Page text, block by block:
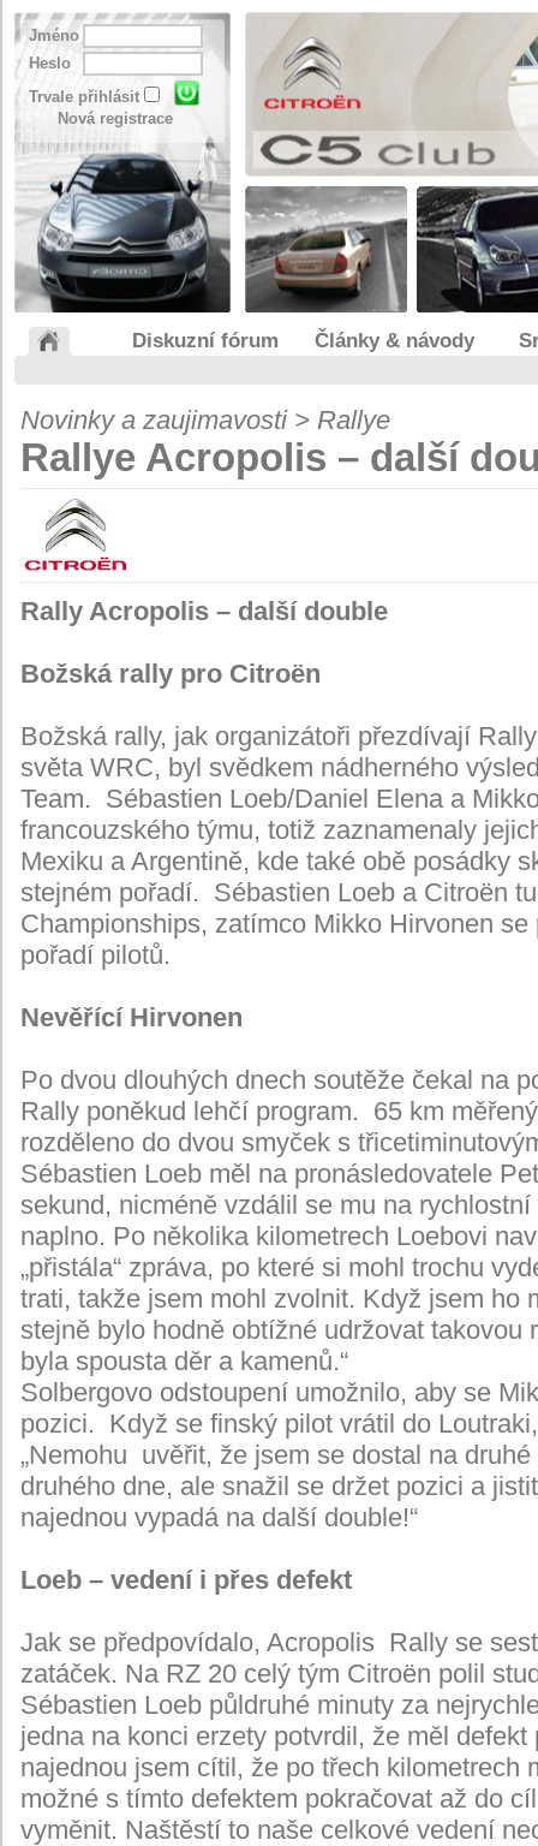
Jméno
Heslo
Trvale přihlásit
Nová registrace
Diskuzní fórum Články & návody
Novinky a zaujimavosti > Rallye
Rallye Acropolis – další
Rally Acropolis – další double
Božská rally pro Citroën
Božská rally, jak organizátoři přezdívají
světa WRC, byl svědkem nádherného
Team. Sébastien Loeb/Daniel Elena a
francouzského týmu, totiž zaznamenaly
Mexiku a Argentině, kde také obě posádky
stejném pořadí. Sébastien Loeb a Citroën
Championships, zatímco Mikko Hirvonen
pořadí pilotů.
Nevěřící Hirvonen
Po dvou dlouhých dnech soutěže čekal na
Rally poněkud lehčí program. 65 km
rozděleno do dvou smyček s
Sébastien Loeb měl na pronásledovatele
sekund, nicméně vzdálil se mu na
naplno. Po několika kilometrech Loebovi
„přistála“ zpráva, po které si mohl trochu
trati, takže jsem mohl zvolnit. Když jsem ho
stejně bylo hodně obtížné udržovat
byla spousta děr a kamenů.“
Solbergovo odstoupení umožnilo, aby se
pozici. Když se finský pilot vrátil do
„Nemohu uvěřit, že jsem se dostal na
druhého dne, ale snažil se držet pozici a
najednou vypadá na další double!“
Loeb – vedení i přes defekt
Jak se předpovídalo, Acropolis Rally se
zatáček. Na RZ 20 celý tým Citroën polil
Sébastien Loeb půldruhé minuty za
jedna na konci erzety potvrdil, že měl
najednou jsem cítil, že po třech
možné s tímto defektem pokračovat až do
vyměnit. Naštěstí to naše celkové vedení